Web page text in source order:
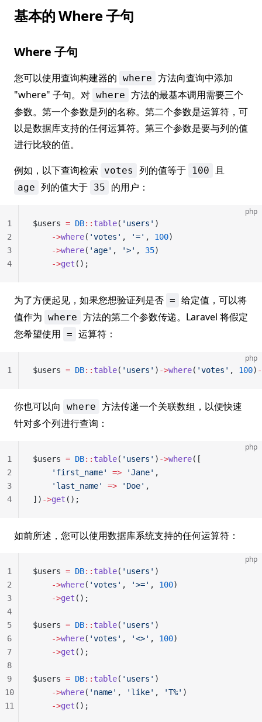
基本的 Where 子句
Where 子句
您可以使用查询构建器的 where 方法向查询中添加
"where" 子句。对 where 方法的最基本调用需要三个
参数。第一个参数是列的名称。第二个参数是运算符，可
以是数据库支持的任何运算符。第三个参数是要与列的值
进行比较的值。
例如，以下查询检索
votes 列的值等于 100 且
age 列的值大于 35 的用户：
php
$users = DB:: table( 'users' )
    ->
where( 'votes' , '=' , 100)
    ->
where( 'age' , '>' , 35)
    ->
get ();
1
2
3
4
为了方便起见，如果您想验证列是否 = 给定值，可以将
值作为 where 方法的第二个参数传递。Laravel 将假定
您希望使用 = 运算符：
php
$users = DB:: table( 'users' ) ->where( 'votes' , 100)
1
你也可以向 where 方法传递一个关联数组，以便快速
针对多个列进行查询：
php
$users = DB:: table( 'users' ) ->where([
    'first_name'
=> 'Jane' ,
    'last_name'
=> 'Doe' ,
]) ->get ();
1
2
3
4
如前所述，您可以使用数据库系统支持的任何运算符：
php
$users = DB:: table( 'users' )
    ->
where( 'votes' , '>=' , 100)
    ->
get ();
$users = DB:: table( 'users' )
    ->
where( 'votes' , '<>' , 100)
    ->
get ();
$users = DB:: table( 'users' )
    ->
where( 'name' , 'like' , 'T%' )
    ->
get ();
1
2
3
4
5
6
7
8
9
10
11